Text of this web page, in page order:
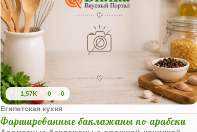
1,57K 0 0
Египетская кухня
Фаршированные баклажаны по-арабски